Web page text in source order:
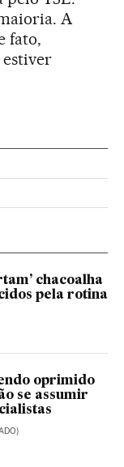
A
fato,
estiver
chacoalha
pela rotina
oprimido
se assumir